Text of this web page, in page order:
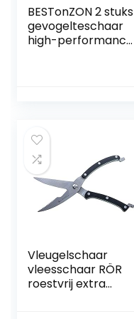
BESTonZON 2 stuks
gevogelteschaar
high-performance
Vleugelschaar
vleesschaar RÖR
roestvrij extra